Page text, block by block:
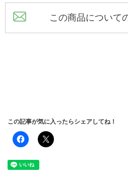
この商品について
この記事が気に入ったらシェアしてね！